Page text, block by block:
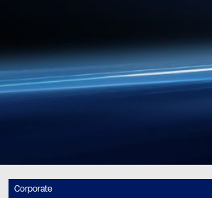
Corporate